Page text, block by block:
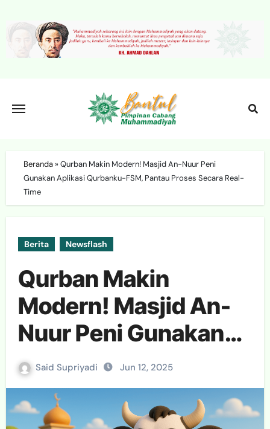
content
Beranda »Qurban Makin Modern! Masjid An-Nuur Peni
Gunakan Aplikasi Qurbanku-FSM, Pantau Proses Secara Real-
Time
Berita Newsflash
Qurban Makin
Modern! Masjid An-
Nuur Peni Gunakan
Aplikasi Qurbanku-
FSM, Pantau Proses
Secara Real-Time
Said Supriyadi Jun 12, 2025